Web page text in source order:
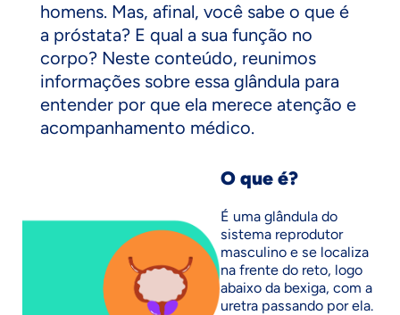
homens. Mas, afinal, você sabe o que é
a próstata? E qual a sua função no
corpo? Neste conteúdo, reunimos
informações sobre essa glândula para
entender por que ela merece atenção e
acompanhamento médico.
O que é?
É uma glândula do
sistema reprodutor
masculino e se localiza
na frente do reto, logo
abaixo da bexiga, com a
uretra passando por ela.